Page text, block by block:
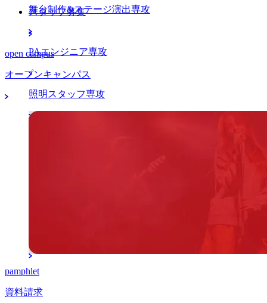
舞台制作&ステージ演出専攻
PAエンジニア専攻
照明スタッフ専攻
スタッフ募集
open campus
オープンキャンパス
pamphlet
資料請求